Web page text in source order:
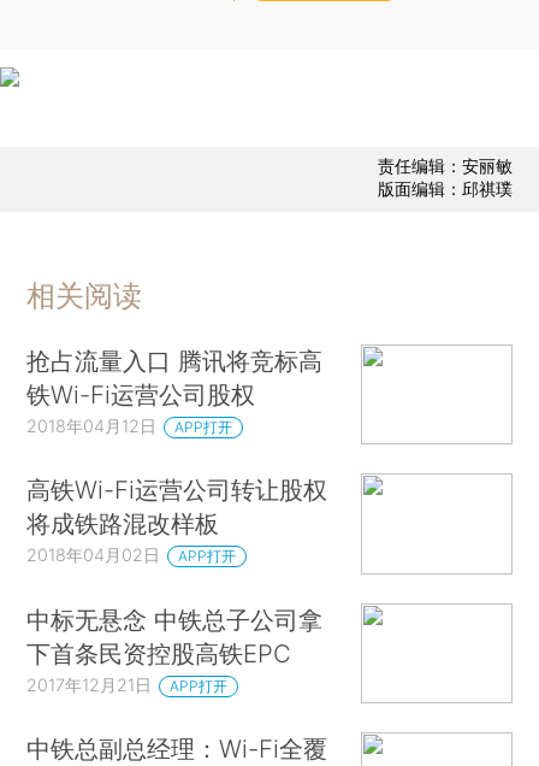
责任编辑：安丽敏
版面编辑：邱祺璞
相关阅读
抢占流量入口 腾讯将竞标高
铁Wi-Fi运营公司股权
2018年04月12日 APP打开
高铁Wi-Fi运营公司转让股权
将成铁路混改样板
2018年04月02日 APP打开
中标无悬念 中铁总子公司拿
下首条民资控股高铁EPC
2017年12月21日 APP打开
中铁总副总经理：Wi-Fi全覆